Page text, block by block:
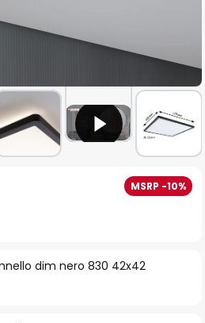
dim nero 830 42x42
MSRP -10%